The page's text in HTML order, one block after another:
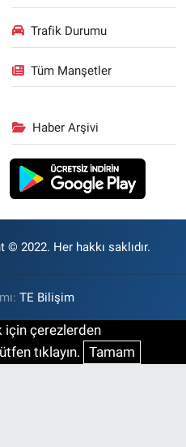
Trafik Durumu
Tüm Manşetler
Haber Arşivi
© 2022. Her hakkı saklıdır.
TE Bilişim
için çerezlerden
tıklayın. Tamam